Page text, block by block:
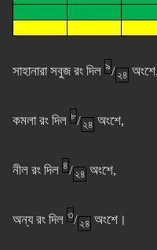
সাহানারা সবুজ রং দিল ৯/২৪ অংশে,
কমলা রং দিল ৮/২৪ অংশে,
নীল রং দিল ৪/২৪ অংশে,
অন্য রং দিল ৩/২৪ অংশে।